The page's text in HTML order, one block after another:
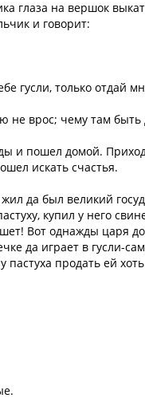
глаза на вершок
и говорит:
гусли, только отдай
не врос; чему там быть
и пошел домой.
искать счастья.
да был великий
купил у него
Вот однажды царя
да играет в гусли-
продать ей